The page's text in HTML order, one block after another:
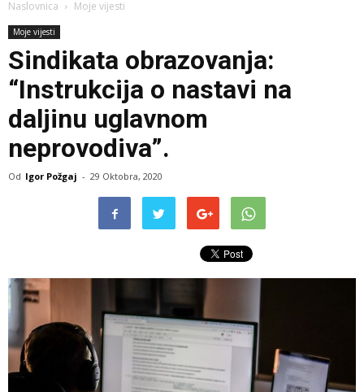
Naslovnica Moje vijesti
Moje vijesti
Sindikata obrazovanja:
“Instrukcija o nastavi na
daljinu uglavnom
neprovodiva”.
Od Igor Požgaj - 29 Oktobra, 2020